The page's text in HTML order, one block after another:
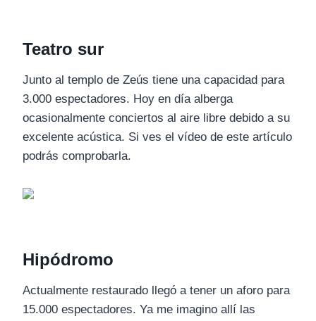
Teatro sur
Junto al templo de Zeús tiene una capacidad para
3.000 espectadores. Hoy en día alberga
ocasionalmente conciertos al aire libre debido a su
excelente acústica. Si ves el vídeo de este artículo
podrás comprobarla.
Hipódromo
Actualmente restaurado llegó a tener un aforo para
15.000 espectadores. Ya me imagino allí las